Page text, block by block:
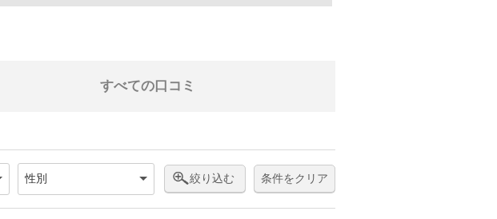
すべての口コミ
絞り込む 条件をクリア